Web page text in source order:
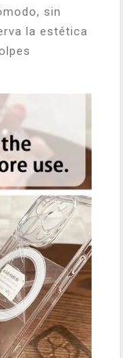
sin
la estética